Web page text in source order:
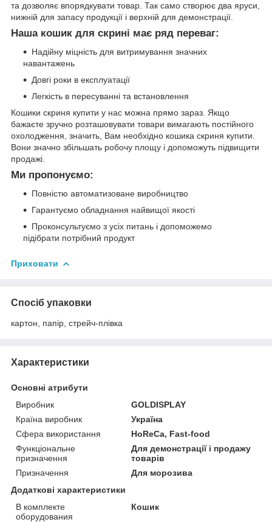
та дозволяє впорядкувати товар. Так само створює два яруси,
нижній для запасу продукції і верхній для демонстрації.
Наша кошик для скрині має ряд переваг:
Надійну міцність для витримування значних
навантажень
Довгі роки в експлуатації
Легкість в пересуванні та встановлення
Кошики скриня купити у нас можна прямо зараз. Якщо
бажаєте зручно розташовувати товари вимагають постійного
охолодження, значить, Вам необхідно кошика скриня купити.
Вони значно збільшать робочу площу і допоможуть підвищити
продажі.
Ми пропонуємо:
Повністю автоматизоване виробництво
Гарантуємо обладнання найвищої якості
Проконсультуємо з усіх питань і допоможемо
підібрати потрібний продукт
Приховати
Спосіб упаковки
картон, папір, стрейч-плівка
Характеристики
Основні атрибути
Виробник
GOLDISPLAY
Країна виробник
Україна
Сфера використання
HoReCa, Fast-food
Функціональне
призначення
Для демонстрації і продажу
товарів
Призначення
Для морозива
Додаткові характеристики
В комплекте
оборудования
Кошик